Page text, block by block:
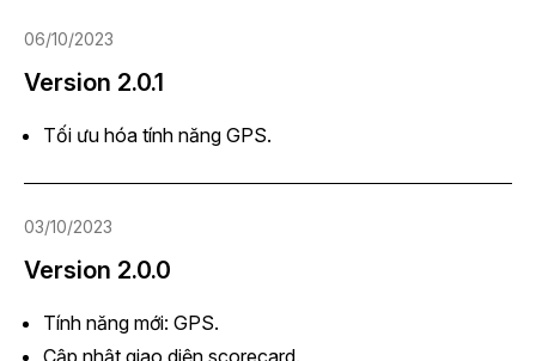
06/10/2023
Version 2.0.1
Tối ưu hóa tính năng GPS.
03/10/2023
Version 2.0.0
Tính năng mới: GPS.
Cập nhật giao diện scorecard.